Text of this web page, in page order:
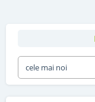
cele mai noi